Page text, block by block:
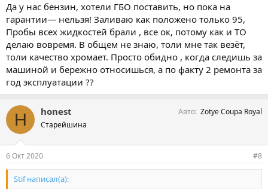
Да у нас бензин, хотели ГБО поставить, но пока на
гарантии— нельзя! Заливаю как положено только 95,
Пробы всех жидкостей брали , все ок, потому как и ТО
делаю вовремя. В общем не знаю, толи мне так везёт,
толи качество хромает. Просто обидно , когда следишь за
машиной и бережно относишься, а по факту 2 ремонта за
год эксплуатации ??
H honest
Старейшина
Авто Zotye Coupa Royal
6 Окт 2020 #8
Stif написал(а):